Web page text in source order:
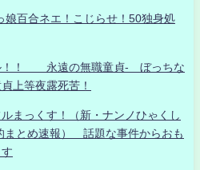
娘百合ネエ！こじらせ！50独身処
！！ 永遠の無職童貞- ぼっちな
上等夜露死苦！
まっくす！（新・ナンノひゃくし
まとめ速報） 話題な事件からおも